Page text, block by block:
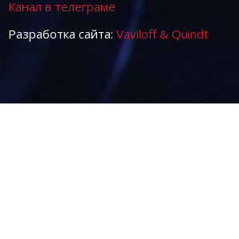
Канал в телеграме
Разработка сайта: Vaviloff & Quindt